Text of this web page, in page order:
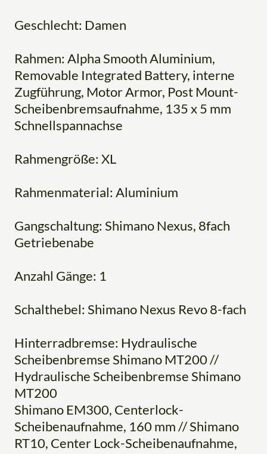
Geschlecht: Damen
Rahmen: Alpha Smooth Aluminium,
Removable Integrated Battery, interne
Zugführung, Motor Armor, Post Mount-
Scheibenbremsaufnahme, 135 x 5 mm
Schnellspannachse
Rahmengröße: XL
Rahmenmaterial: Aluminium
Gangschaltung: Shimano Nexus, 8fach
Getriebenabe
Anzahl Gänge: 1
Schalthebel: Shimano Nexus Revo 8-fach
Hinterradbremse: Hydraulische
Scheibenbremse Shimano MT200 //
Hydraulische Scheibenbremse Shimano
MT200
Shimano EM300, Centerlock-
Scheibenaufnahme, 160 mm // Shimano
RT10, Center Lock-Scheibenaufnahme,